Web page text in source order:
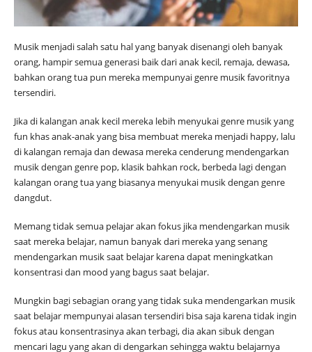
Musik menjadi salah satu hal yang banyak disenangi oleh banyak
orang, hampir semua generasi baik dari anak kecil, remaja, dewasa,
bahkan orang tua pun mereka mempunyai genre musik favoritnya
tersendiri.
Jika di kalangan anak kecil mereka lebih menyukai genre musik yang
fun khas anak-anak yang bisa membuat mereka menjadi happy, lalu
di kalangan remaja dan dewasa mereka cenderung mendengarkan
musik dengan genre pop, klasik bahkan rock, berbeda lagi dengan
kalangan orang tua yang biasanya menyukai musik dengan genre
dangdut.
Memang tidak semua pelajar akan fokus jika mendengarkan musik
saat mereka belajar, namun banyak dari mereka yang senang
mendengarkan musik saat belajar karena dapat meningkatkan
konsentrasi dan mood yang bagus saat belajar.
Mungkin bagi sebagian orang yang tidak suka mendengarkan musik
saat belajar mempunyai alasan tersendiri bisa saja karena tidak ingin
fokus atau konsentrasinya akan terbagi, dia akan sibuk dengan
mencari lagu yang akan di dengarkan sehingga waktu belajarnya